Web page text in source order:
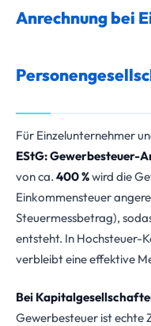
Anrechnung bei
Für Einzelunternehmer
EStG: Gewerbesteuer-
von ca. 400 %wird die
Einkommensteuer
Steuermessbetrag),
entsteht. In Hochsteuer-
verbleibt eine effektive
Bei
Gewerbesteuer ist echte